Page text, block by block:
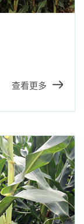
查看更多